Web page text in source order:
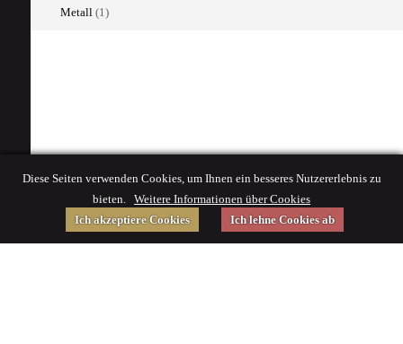
Metall (1)
Diese Seiten verwenden Cookies, um Ihnen ein besseres Nutzererlebnis zu
bieten. Weitere Informationen über Cookies
Ich akzeptiere Cookies
Ich lehne Cookies ab